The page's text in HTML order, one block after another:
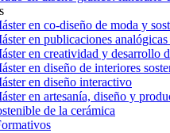
en co-diseño de moda y
en publicaciones
en creatividad y desarrollo
en diseño de interiores
en diseño interactivo
en artesanía, diseño y
de la cerámica